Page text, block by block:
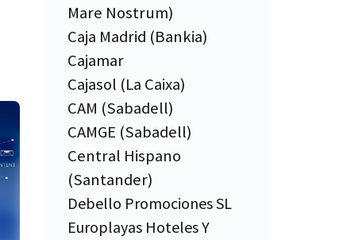
Mare Nostrum)
Caja Madrid (Bankia)
Cajamar
Cajasol (La Caixa)
CAM (Sabadell)
CAMGE (Sabadell)
Central Hispano
(Santander)
Debello Promociones SL
Europlayas Hoteles Y